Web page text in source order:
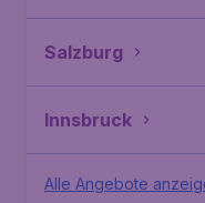
Salzburg
Innsbruck
Alle Angebote